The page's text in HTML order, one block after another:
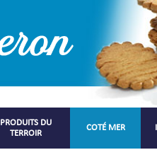
PRODUITS DU
TERROIR
COTÉ MER